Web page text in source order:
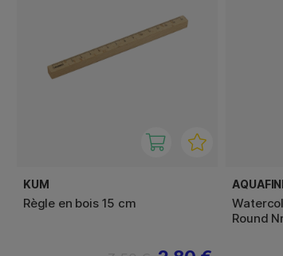
KUM
Règle en bois 15 cm
Round